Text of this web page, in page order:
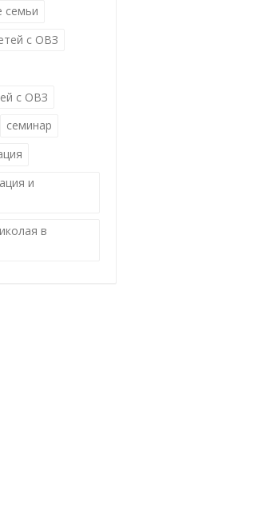
семьи
с ОВЗ
с ОВЗ
семинар
и
в